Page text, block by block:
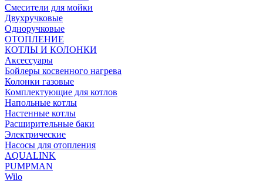
Смесители для мойки
Двухручковые
Одноручковые
ОТОПЛЕНИЕ
КОТЛЫ И КОЛОНКИ
Аксессуары
Бойлеры косвенного нагрева
Колонки газовые
Комплектующие для котлов
Напольные котлы
Настенные котлы
Расширительные баки
Электрические
Насосы для отопления
AQUALINK
PUMPMAN
Wilo